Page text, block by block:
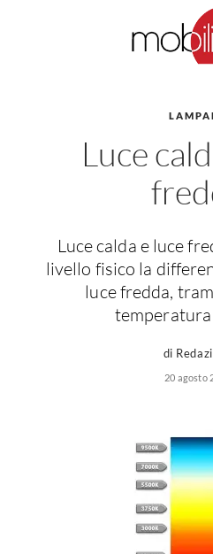
Cucine Moderne
Consigli Cucine
Attrezzature Interne
Elettrodomestici
Lavastoviglie
Asciugatrici
Luce
Luce calda e luce
livello fisico la
luce fredda,
di
20 agosto